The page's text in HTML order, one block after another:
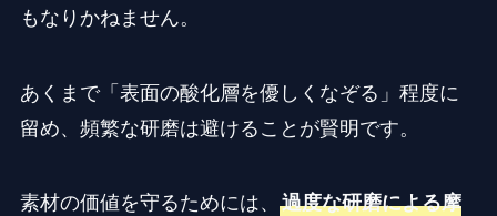
もなりかねません。
あくまで「表面の酸化層を優しくなぞる」程度に
留め、頻繁な研磨は避けることが賢明です。
素材の価値を守るためには、 過度な研磨による摩